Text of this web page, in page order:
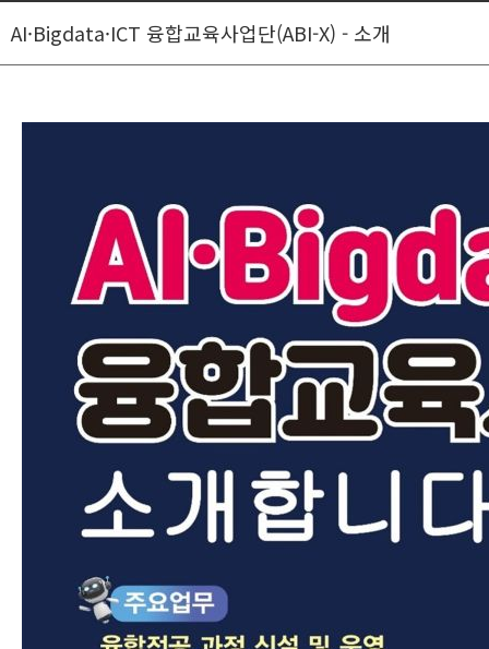
AI·Bigdata·ICT 융합교육사업단(ABI-X) - 소개